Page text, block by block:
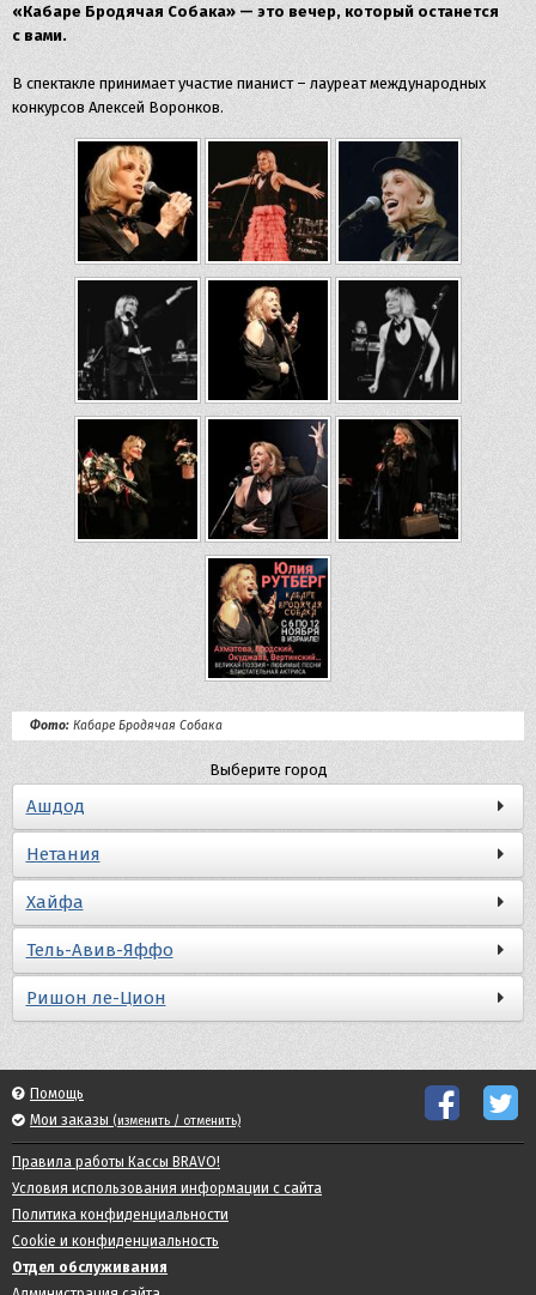
«Кабаре Бродячая Собака» — это вечер, который останется
с вами.
В спектакле принимает участие пианист – лауреат международных
конкурсов Алексей Воронков.
Фото: Кабаре Бродячая Собака
Выберите город
Ашдод
Нетания
Хайфа
Тель-Авив-Яффо
Ришон ле-Цион
Помощь
Мои заказы (изменить / отменить)
Правила работы Кассы BRAVO!
Условия использования информации с сайта
Политика конфиденциальности
Cookie и конфиденциальность
Отдел обслуживания